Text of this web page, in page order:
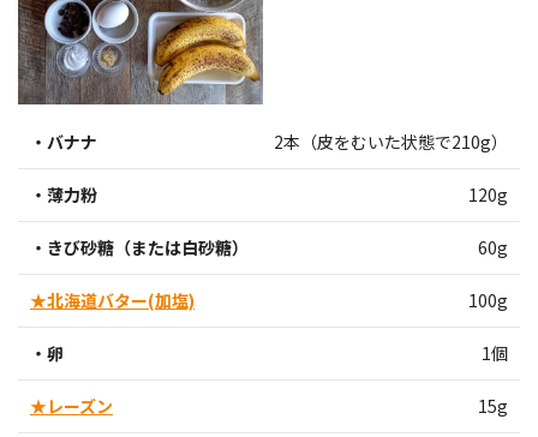
・バナナ 2本（皮をむいた状態で210g）
・薄力粉 120g
・きび砂糖（または白砂糖） 60g
★北海道バター(加塩) 100g
・卵 1個
★レーズン 15g